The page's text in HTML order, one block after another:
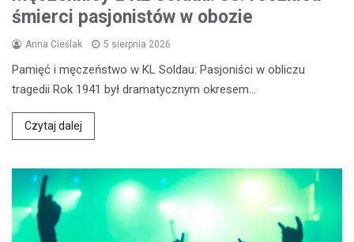
śmierci pasjonistów w obozie
Anna Cieślak 5 sierpnia 2026
Pamięć i męczeństwo w KL Soldau: Pasjoniści w obliczu
tragedii Rok 1941 był dramatycznym okresem…
Czytaj dalej